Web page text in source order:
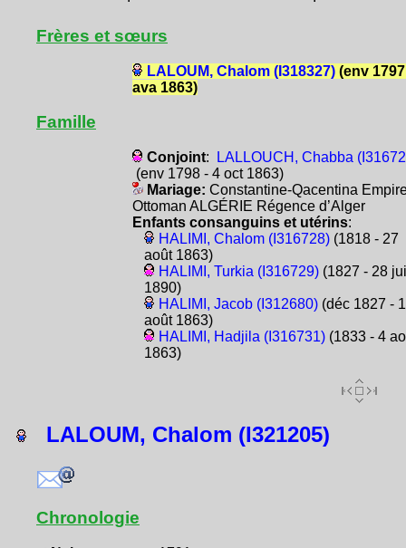
Frères et sœurs
LALOUM, Chalom (I318327)(env
ava 1863)
Famille
Conjoint:
LALLOUCH, Chabba
(env 1798 - 4 oct 1863)
Mariage: Constantine-Qacentina
Ottoman ALGÉRIE Régence d’Alger
Enfants consanguins et utérins:
HALIMI, Chalom (I316728)(1818 - 27
août 1863)
HALIMI, Turkia (I316729)(1827 - 28
1890)
HALIMI, Jacob (I312680)(déc 1827 -
août 1863)
HALIMI, Hadjila (I316731)(1833 - 4
1863)
LALOUM, Chalom (I321205)
Chronologie